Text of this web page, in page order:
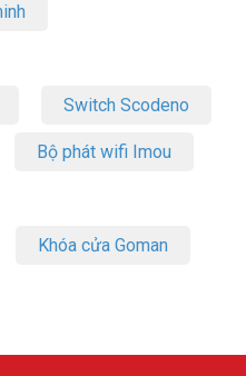
Switch Scodeno
Bộ phát wifi Imou
Khóa cửa Goman